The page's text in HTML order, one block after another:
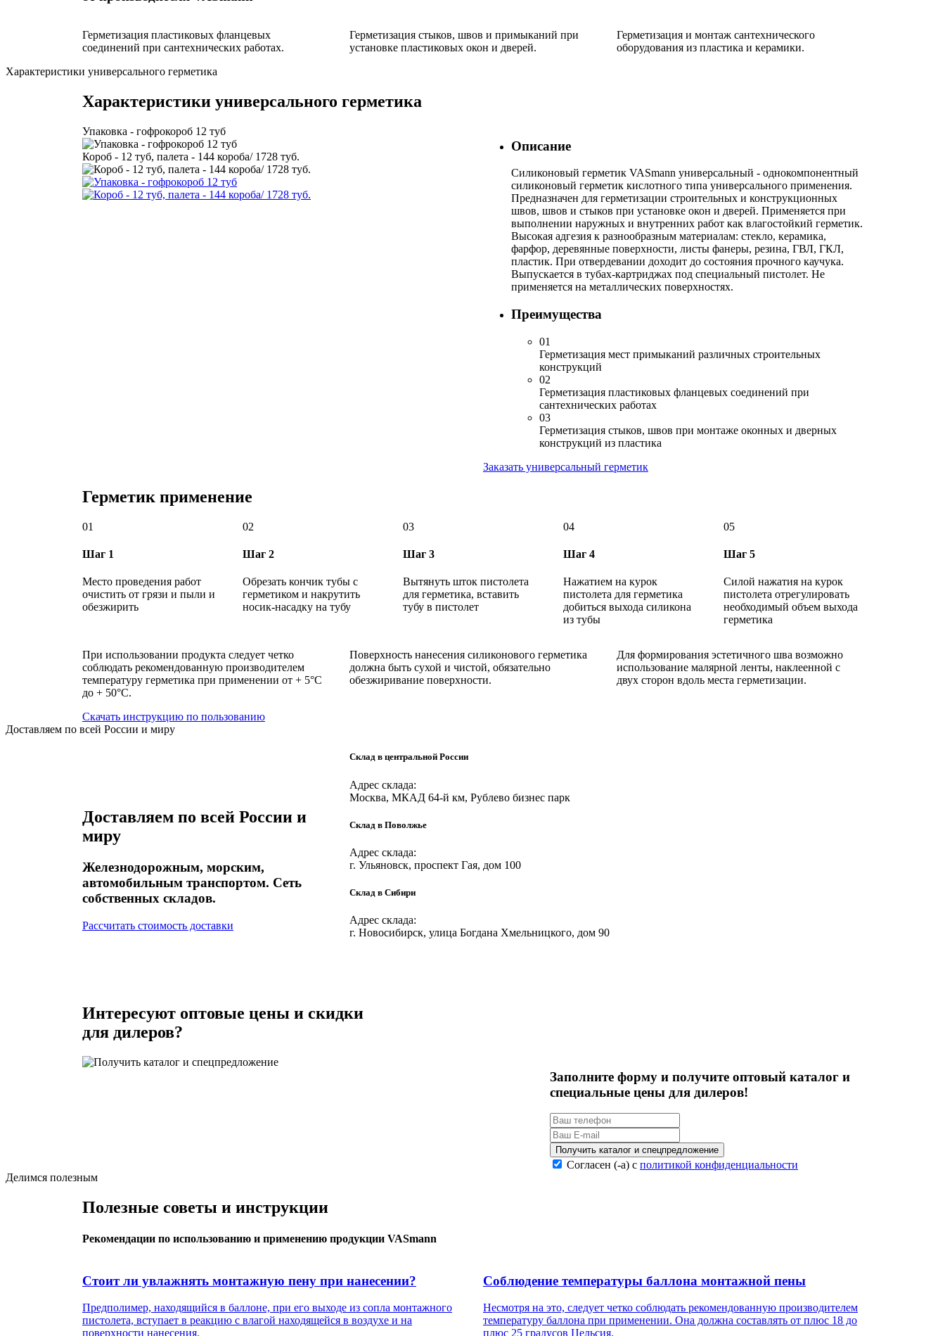
Герметизация пластиковых фланцевых
соединений при сантехнических работах.
Герметизация стыков, швов и примыканий при
установке пластиковых окон и дверей.
Герметизация и монтаж сантехнического
оборудования из пластика и керамики.
Характеристики универсального герметика
Характеристики универсального герметика
Упаковка - гофрокороб 12 туб
Короб - 12 туб, палета - 144 короба/ 1728 туб.
Описание
Силиконовый герметик VASmann универсальный - однокомпонентный
силиконовый герметик кислотного типа универсального применения.
Предназначен для герметизации строительных и конструкционных
швов, швов и стыков при установке окон и дверей. Применяется при
выполнении наружных и внутренних работ как влагостойкий герметик.
Высокая адгезия к разнообразным материалам: стекло, керамика,
фарфор, деревянные поверхности, листы фанеры, резина, ГВЛ, ГКЛ,
пластик. При отвердевании доходит до состояния прочного каучука.
Выпускается в тубах-картриджах под специальный пистолет. Не
применяется на металлических поверхностях.
Преимущества
01
Герметизация мест примыканий различных строительных
конструкций
02
Герметизация пластиковых фланцевых соединений при
сантехнических работах
03
Герметизация стыков, швов при монтаже оконных и дверных
конструкций из пластика
Заказать универсальный герметик
Герметик применение
01
Шаг 1
Место проведения работ
очистить от грязи и пыли и
обезжирить
02
Шаг 2
Обрезать кончик тубы с
герметиком и накрутить
носик-насадку на тубу
03
Шаг 3
Вытянуть шток пистолета
для герметика, вставить
тубу в пистолет
04
Шаг 4
Нажатием на курок
пистолета для герметика
добиться выхода силикона
из тубы
05
Шаг 5
Силой нажатия на курок
пистолета отрегулировать
необходимый объем выхода
герметика
При использовании продукта следует четко
соблюдать рекомендованную производителем
температуру герметика при применении от + 5°С
до + 50°С.
Поверхность нанесения силиконового герметика
должна быть сухой и чистой, обязательно
обезжиривание поверхности.
Для формирования эстетичного шва возможно
использование малярной ленты, наклеенной с
двух сторон вдоль места герметизации.
Скачать инструкцию по пользованию
Доставляем по всей России и миру
Доставляем по всей России и
миру
Железнодорожным, морским,
автомобильным транспортом. Сеть
собственных складов.
Рассчитать стоимость доставки
Склад в центральной России
Адрес склада:
Москва, МКАД 64-й км, Рублево бизнес парк
Склад в Поволжье
Адрес склада:
г. Ульяновск, проспект Гая, дом 100
Склад в Cибири
Адрес склада:
г. Новосибирск, улица Богдана Хмельницкого, дом 90
Интересуют оптовые цены и скидки
для дилеров?
Заполните форму и получите оптовый каталог и
специальные цены для дилеров!
Получить каталог и спецпредложение
Согласен (-а) с политикой конфиденциальности
Делимся полезным
Полезные советы и инструкции
Рекомендации по использованию и применению продукции VASmann
Стоит ли увлажнять монтажную пену при нанесении?
Предполимер, находящийся в баллоне, при его выходе из сопла монтажного
пистолета, вступает в реакцию с влагой находящейся в воздухе и на
поверхности нанесения.
Соблюдение температуры баллона монтажной пены
Несмотря на это, следует четко соблюдать рекомендованную производителем
температуру баллона при применении. Она должна составлять от плюс 18 до
плюс 25 градусов Цельсия.